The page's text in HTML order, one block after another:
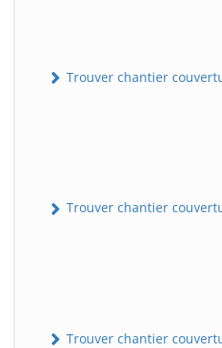
Trouver chantier
Trouver chantier
Trouver chantier